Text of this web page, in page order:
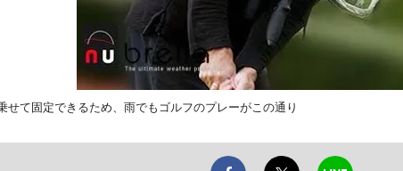
せて固定できるため、雨でもゴルフのプレーがこの通り